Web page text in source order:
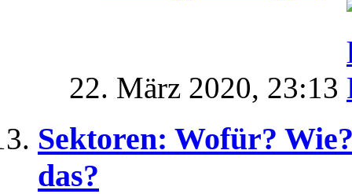
22. März 2020, 23:13
Sektoren: Wofür?
das?